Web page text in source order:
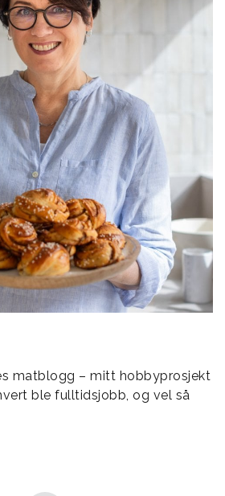
matblogg – mitt hobbyprosjekt
ble fulltidsjobb, og vel så